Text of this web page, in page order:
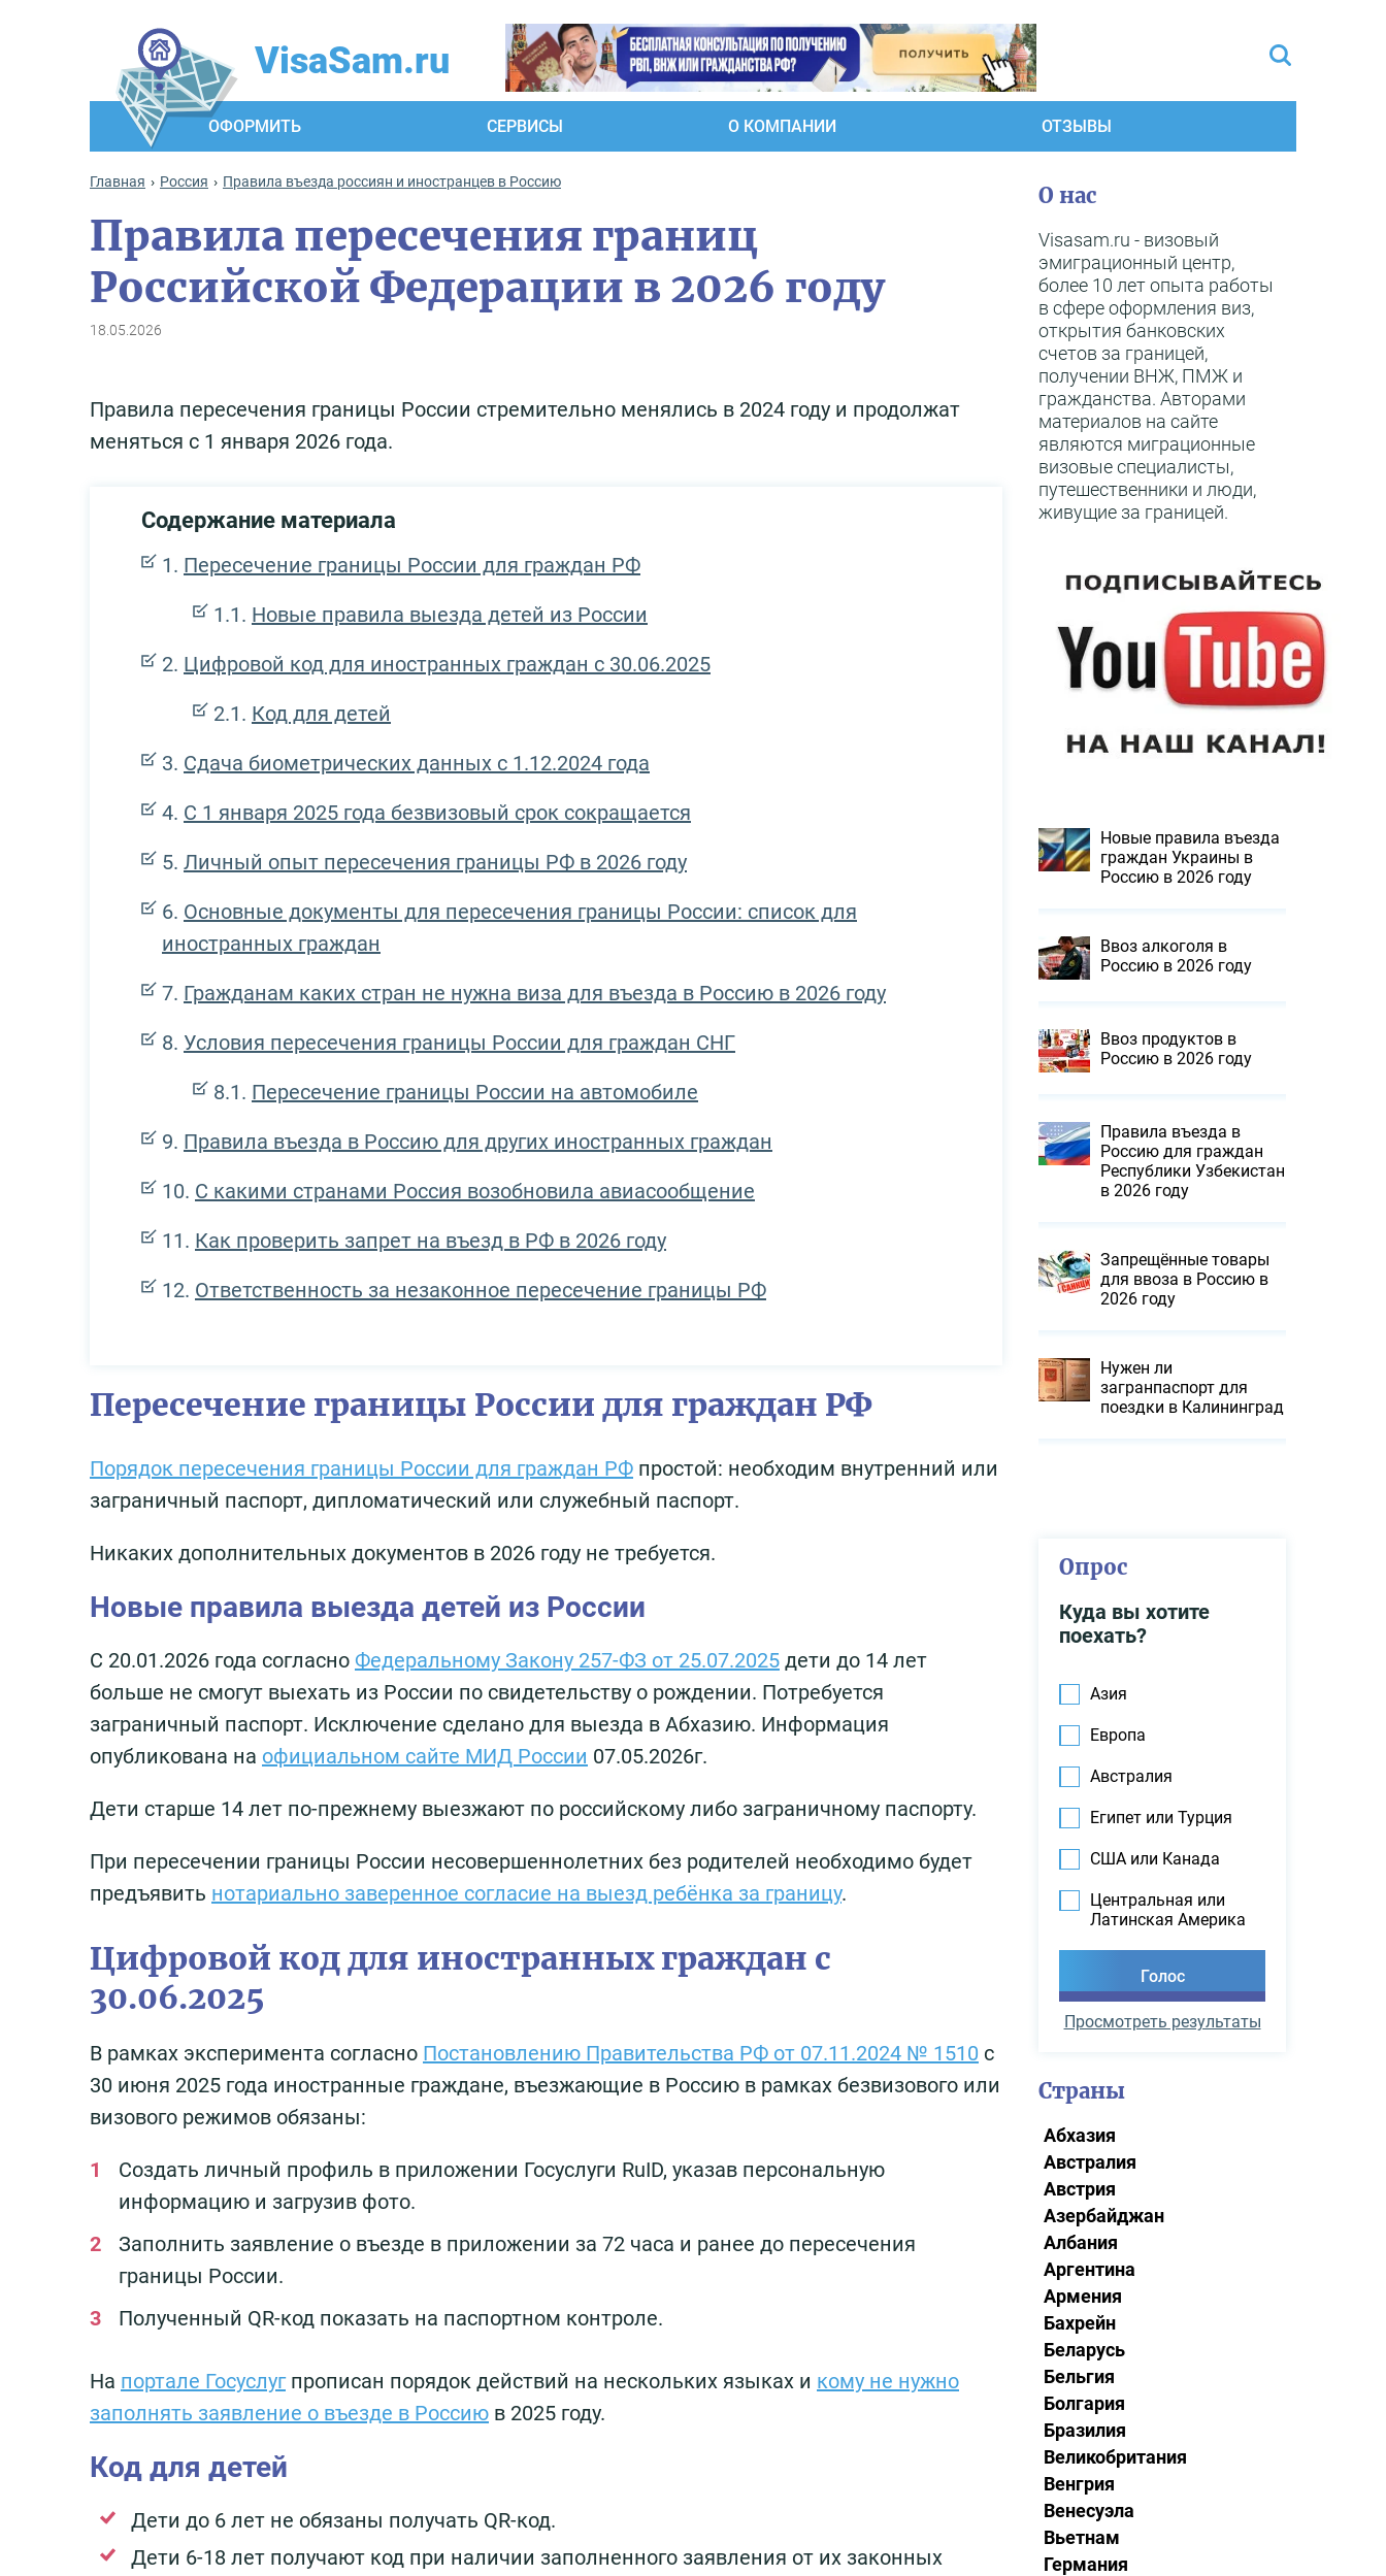
VisaSam.ru
ОФОРМИТЬ СЕРВИСЫ О КОМПАНИИ ОТЗЫВЫ
Главная Россия Правила въезда россиян и иностранцев в Россию
Правила пересечения границ
Российской Федерации в 2026 году
18.05.2026
Правила пересечения границы России стремительно менялись в 2024 году и продолжат
меняться с 1 января 2026 года.
Содержание материала
Пересечение границы России для граждан РФ
Новые правила выезда детей из России
Цифровой код для иностранных граждан с 30.06.2025
Код для детей
Сдача биометрических данных с 1.12.2024 года
С 1 января 2025 года безвизовый срок сокращается
Личный опыт пересечения границы РФ в 2026 году
Основные документы для пересечения границы России: список для
иностранных граждан
Гражданам каких стран не нужна виза для въезда в Россию в 2026 году
Условия пересечения границы России для граждан СНГ
Пересечение границы России на автомобиле
Правила въезда в Россию для других иностранных граждан
С какими странами Россия возобновила авиасообщение
Как проверить запрет на въезд в РФ в 2026 году
Ответственность за незаконное пересечение границы РФ
Пересечение границы России для граждан РФ
Порядок пересечения границы России для граждан РФ простой: необходим внутренний или
заграничный паспорт, дипломатический или служебный паспорт.
Никаких дополнительных документов в 2026 году не требуется.
Новые правила выезда детей из России
С 20.01.2026 года согласно Федеральному Закону 257-ФЗ от 25.07.2025 дети до 14 лет
больше не смогут выехать из России по свидетельству о рождении. Потребуется
заграничный паспорт. Исключение сделано для выезда в Абхазию. Информация
опубликована на официальном сайте МИД России 07.05.2026г.
Дети старше 14 лет по-прежнему выезжают по российскому либо заграничному паспорту.
При пересечении границы России несовершеннолетних без родителей необходимо будет
предъявить нотариально заверенное согласие на выезд ребёнка за границу.
Цифровой код для иностранных граждан с
30.06.2025
В рамках эксперимента согласно Постановлению Правительства РФ от 07.11.2024 № 1510 с
30 июня 2025 года иностранные граждане, въезжающие в Россию в рамках безвизового или
визового режимов обязаны:
Создать личный профиль в приложении Госуслуги RuID, указав персональную
информацию и загрузив фото.
Заполнить заявление о въезде в приложении за 72 часа и ранее до пересечения
границы России.
Полученный QR-код показать на паспортном контроле.
На портале Госуслугпрописан порядок действий на нескольких языках и кому не нужно
заполнять заявление о въезде в Россию в 2025 году.
Код для детей
Дети до 6 лет не обязаны получать QR-код.
Дети 6-18 лет получают код при наличии заполненного заявления от их законных
О нас
Visasam.ru - визовый
эмиграционный центр,
более 10 лет опыта работы
в сфере оформления виз,
открытия банковских
счетов за границей,
получении ВНЖ, ПМЖ и
гражданства. Авторами
материалов на сайте
являются миграционные
визовые специалисты,
путешественники и люди,
живущие за границей.
Новые правила въезда
граждан Украины в
Россию в 2026 году
Ввоз алкоголя в
Россию в 2026 году
Ввоз продуктов в
Россию в 2026 году
Правила въезда в
Россию для граждан
Республики Узбекистан
в 2026 году
Запрещённые товары
для ввоза в Россию в
2026 году
Нужен ли
загранпаспорт для
поездки в Калининград
Опрос
Куда вы хотите
поехать?
Азия
Европа
Австралия
Египет или Турция
США или Канада
Центральная или
Латинская Америка
Просмотреть результаты
Страны
Абхазия
Австралия
Австрия
Азербайджан
Албания
Аргентина
Армения
Бахрейн
Беларусь
Бельгия
Болгария
Бразилия
Великобритания
Венгрия
Венесуэла
Вьетнам
Германия